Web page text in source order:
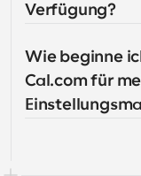
Verfügung?
Wie beginne
Cal.com für